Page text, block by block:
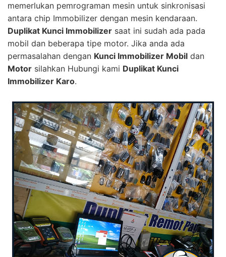
memerlukan pemrograman mesin untuk sinkronisasi
antara chip Immobilizer dengan mesin kendaraan.
Duplikat Kunci Immobilizer saat ini sudah ada pada
mobil dan beberapa tipe motor. Jika anda ada
permasalahan dengan Kunci Immobilizer Mobil dan
Motor silahkan Hubungi kami Duplikat Kunci
Immobilizer Karo.